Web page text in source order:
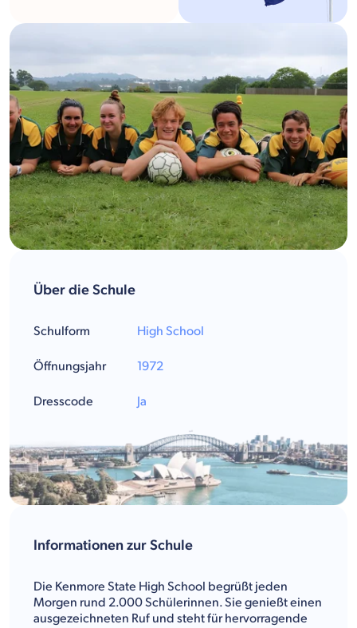
Informationen zur Schule
Die Kenmore State High School begrüßt jeden
Morgen rund 2.000 Schülerinnen. Sie genießt einen
ausgezeichneten Ruf und steht für hervorragende
Über die Schule
Schulform
Öffnungsjahr
Dresscode
High School
1972
Ja